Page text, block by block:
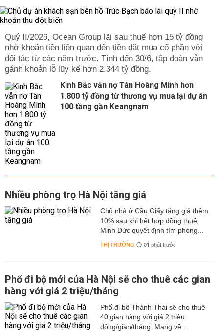
Quý II/2026, Ocean Group lãi sau thuế hơn 15 tỷ đồng
nhờ khoản tiền liên quan đến tiền đặt mua cổ phần với
đối tác từ các năm trước. Tính đến 30/6, tập đoàn vẫn
gánh khoản lỗ lũy kế hơn 2.344 tỷ đồng.
Kinh Bắc vẫn nợ Tân Hoàng Minh hơn
1.800 tỷ đồng từ thương vụ mua lại dự án
100 tầng gần Keangnam
Nhiều phòng trọ Hà Nội tăng giá
Chủ nhà ở Cầu Giấy tăng giá thêm
10% sau khi hết hợp đồng thuê,
Minh Đức quyết định tìm phòng...
THỊ TRƯỜNG 01 phút trước
Phố đi bộ mới của Hà Nội sẽ cho thuê các gian
hàng với giá 2 triệu/tháng
Phố đi bộ Thành Thái sẽ cho thuê
40 gian hàng với giá 2 triệu
đồng/gian/tháng. Mang về...